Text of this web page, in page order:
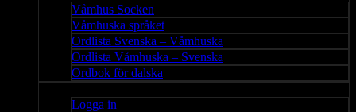
Våmhus Socken
Våmhuska språket
Ordlista Svenska – Våmhuska
Ordlista Våmhuska – Svenska
Ordbok för dalska
Logga in